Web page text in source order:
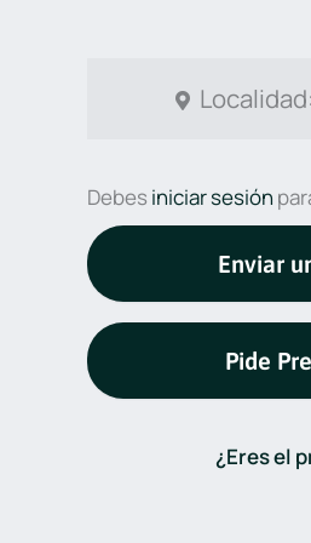
Debes iniciar sesión
Enviar
Pide
¿Eres el